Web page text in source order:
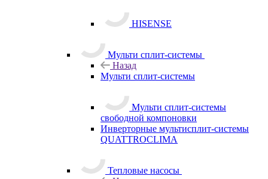
HISENSE
Мульти сплит-системы
Назад
Мульти сплит-системы
Мульти сплит-системы
свободной компоновки
Инверторные мультисплит-системы
QUATTROCLIMA
Тепловые насосы